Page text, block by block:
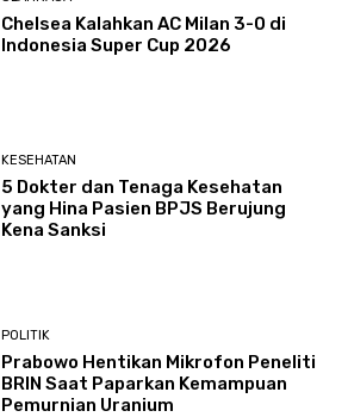
Chelsea Kalahkan AC Milan 3-0 di
Indonesia Super Cup 2026
KESEHATAN
5 Dokter dan Tenaga Kesehatan
yang Hina Pasien BPJS Berujung
Kena Sanksi
POLITIK
Prabowo Hentikan Mikrofon Peneliti
BRIN Saat Paparkan Kemampuan
Pemurnian Uranium